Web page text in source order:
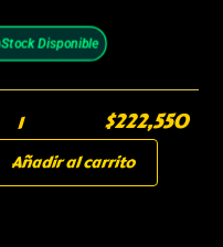
Stock Disponible
$222,550
Añadir al carrito